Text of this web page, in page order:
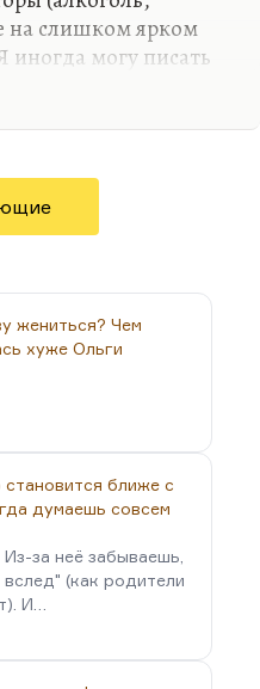
на слишком ярком
иногда могу писать
Там с какой-то
в условиях
но все-таки
нравится, когда меня
наркотиков.
мышления. Она
критичность.
даже в…
жениться? Чем
хуже Ольги
ближе с
думаешь совсем
за неё забываешь,
(как родители
И…